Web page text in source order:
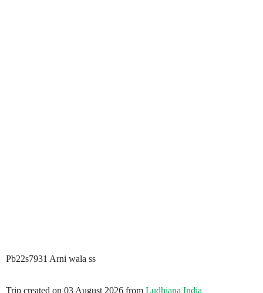
Pb22s7931 Arni wala ss
Trip created on 03 August 2026 from Ludhiana India